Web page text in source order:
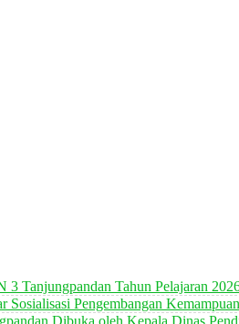
Tanjungpandan Tahun Pelajaran
Sosialisasi Pengembangan